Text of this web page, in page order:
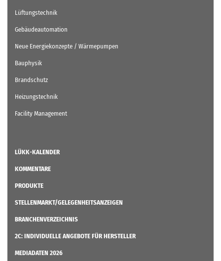
Lüftungstechnik
Gebäudeautomation
Neue Energiekonzepte / Wärmepumpen
Bauphysik
Brandschutz
Heizungstechnik
Facility Management
LÜKK-KALENDER
KOMMENTARE
PRODUKTE
STELLENMARKT/GELEGENHEITSANZEIGEN
BRANCHENVERZEICHNIS
2C: INDIVIDUELLE ANGEBOTE FÜR HERSTELLER
MEDIADATEN 2026